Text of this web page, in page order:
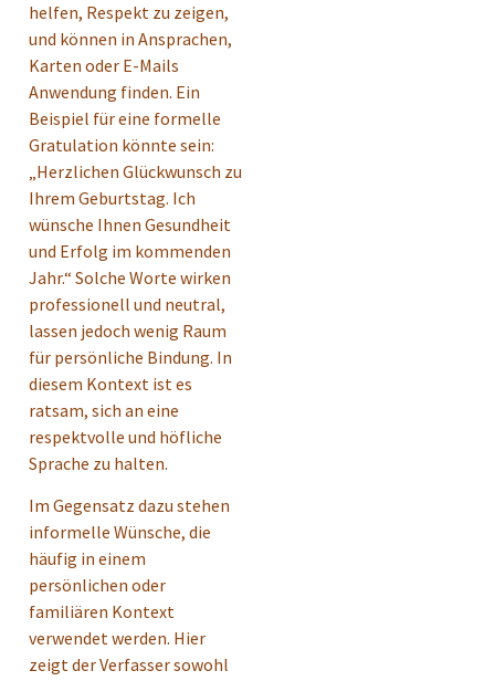
helfen, Respekt zu zeigen,
und können in Ansprachen,
Karten oder E-Mails
Anwendung finden. Ein
Beispiel für eine formelle
Gratulation könnte sein:
„Herzlichen Glückwunsch zu
Ihrem Geburtstag. Ich
wünsche Ihnen Gesundheit
und Erfolg im kommenden
Jahr.“ Solche Worte wirken
professionell und neutral,
lassen jedoch wenig Raum
für persönliche Bindung. In
diesem Kontext ist es
ratsam, sich an eine
respektvolle und höfliche
Sprache zu halten.
Im Gegensatz dazu stehen
informelle Wünsche, die
häufig in einem
persönlichen oder
familiären Kontext
verwendet werden. Hier
zeigt der Verfasser sowohl